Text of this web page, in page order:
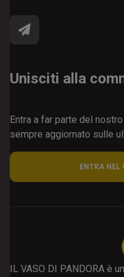
Unisciti alla
Entra a far parte del
sempre aggiornato sulle
ENTRA NEL
IL VASO DI PANDORA è